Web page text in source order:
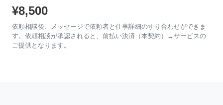
¥8,500
依頼相談後、メッセージで依頼者と仕事詳細のすり合わせができま
す。依頼相談が承認されると、前払い決済（本契約）→サービスの
ご提供となります。